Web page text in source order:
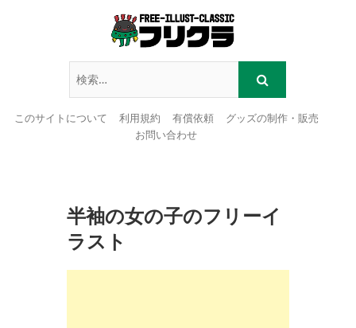
このサイトについて 利用規約 有償依頼
グッズの制作・販売
お問い合わせ
半袖の女の子のフリーイ
ラスト